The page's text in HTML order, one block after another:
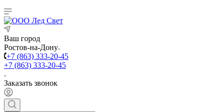
Ваш город
Ростов-на-Дону
+7 (863) 333-20-45
+7 (863) 333-20-45
Заказать звонок